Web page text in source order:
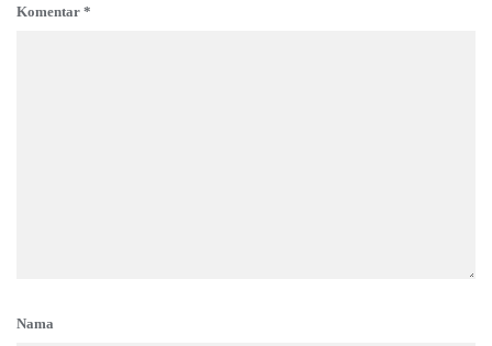
Komentar *
Nama